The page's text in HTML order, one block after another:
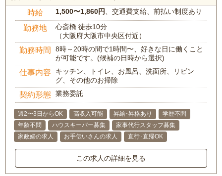
時給 1,500〜1,860円、交通費支給、前払い制度あり
勤務地
心斎橋 徒歩10分
（大阪府大阪市中央区付近）
勤務時間
8時～20時の間で1時間〜、好きな日に働くこと
が可能です。(候補の日時から選択)
仕事内容
キッチン、トイレ、お風呂、洗面所、リビン
グ、その他のお掃除
契約形態 業務委託
週2〜3日からOK 高収入可能 昇給･昇格あり
学歴不問
年齢不問
ハウスキーパー募集
家事代行スタッフ募集
家政婦の求人
お手伝いさんの求人 直行･直帰OK
この求人の詳細を見る